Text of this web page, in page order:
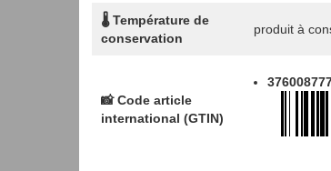
🌡️ Température de
conservation
produit à
📸 Code article
international (GTIN)